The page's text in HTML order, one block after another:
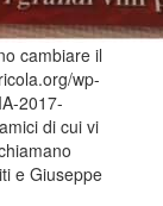
cambiare il
wp-
2017-
di cui vi
e Giuseppe